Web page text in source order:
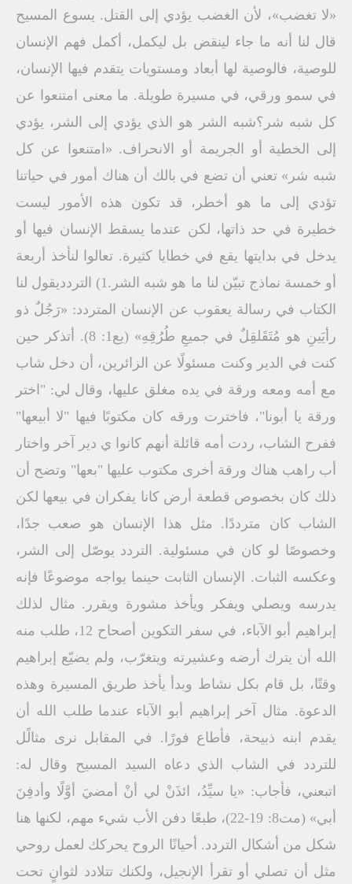
«لا تغضب»، لأن الغضب يؤدي إلى القتل. يسوع المسيح
قال لنا أنه ما جاء لينقض بل ليكمل، أكمل فهم الإنسان
للوصية، فالوصية لها أبعاد ومستويات يتقدم فيها الإنسان،
في سمو ورقي، في مسيرة طويلة. ما معنى امتنعوا عن
كل شبه شر؟شبه الشر هو الذي يؤدي إلى الشر، يؤدي
إلى الخطية أو الجريمة أو الانحراف. «امتنعوا عن كل
شبه شر» تعني أن تضع في بالك أن هناك أمور في حياتنا
تؤدي إلى ما هو أخطر، قد تكون هذه الأمور ليست
خطيرة في حد ذاتها، لكن عندما يسقط الإنسان فيها أو
يدخل في بدايتها يقع في خطايا كثيرة. تعالوا لنأخذ أربعة
أو خمسة نماذج تبيّن لنا ما هو شبه الشر.1) التردديقول لنا
الكتاب في رسالة يعقوب عن الإنسان المتردد: «رَجُلٌ ذو
رأيَينِ هو مُتَقَلقِلٌ في جميعِ طُرُقِهِ» (يع1: 8). أتذكر حين
كنت في الدير وكنت مسئولًا عن الزائرين، أن دخل شاب
مع أمه ومعه ورقة في يده مغلق عليها، وقال لي: "اختر
ورقة يا أبونا"، فاخترت ورقه كان مكتوبًا فيها "لا أبيعها"
ففرح الشاب، ردت أمه قائلة أنهم كانوا ي دير آخر واختار
أب راهب هناك ورقة أخرى مكتوب عليها "بعها" وتضح أن
ذلك كان بخصوص قطعة أرض كانا يفكران في بيعها لكن
الشاب كان مترددًا. مثل هذا الإنسان هو صعب جدًا،
وخصوصًا لو كان في مسئولية. التردد يوصّل إلى الشر،
وعكسه الثبات. الإنسان الثابت حينما يواجه موضوعًا فإنه
يدرسه ويصلي ويفكر ويأخذ مشورة ويقرر. مثال لذلك
إبراهيم أبو الآباء، في سفر التكوين أصحاح 12، طلب منه
الله أن يترك أرضه وعشيرته ويتغرّب، ولم يضيّع إبراهيم
وقتًا، بل قام بكل نشاط وبدأ يأخذ طريق المسيرة وهذه
الدعوة. مثال آخر إبراهيم أبو الآباء عندما طلب الله أن
يقدم ابنه ذبيحة، فأطاع فورًا. في المقابل نرى مثالًل
للتردد في الشاب الذي دعاه السيد المسيح وقال له:
اتبعني، فأجاب: «يا سيِّدُ، ائذَنْ لي أنْ أمضيَ أوَّلًا وأدفِنَ
أبي» (مت8: 19-22)، طبعًا دفن الأب شيء مهم، لكنها هنا
شكل من أشكال التردد. أحيانًا الروح يحركك لعمل روحي
مثل أن تصلي أو تقرأ الإنجيل، ولكنك تتلادد لثوانٍ تحت